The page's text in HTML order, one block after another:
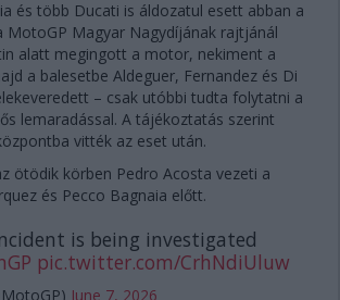
és több Ducati is áldozatul esett abban a
MotoGP Magyar Nagydíjának rajtjánál
alatt megingott a motor, nekiment a
a balesetbe Aldeguer, Fernandez és Di
– csak utóbbi tudta folytatni a
lemaradással. A tájékoztatás szerint
vitték az eset után.
ötödik körben Pedro Acosta vezeti a
és Pecco Bagnaia előtt.
is being investigated
pic.twitter.com/CrhNdiUluw
June 7, 2026